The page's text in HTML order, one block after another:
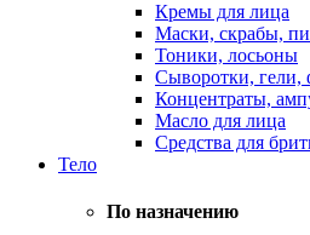
Кремы для лица
Маски, скрабы,
Тоники, лосьоны
Сыворотки,
Концентраты,
Масло для лица
Средства для
Тело
По назначению